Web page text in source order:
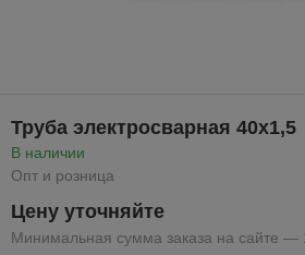
Труба электросварная 40х1,5
В наличии
Опт и розница
Цену уточняйте
Минимальная сумма заказа на сайте —